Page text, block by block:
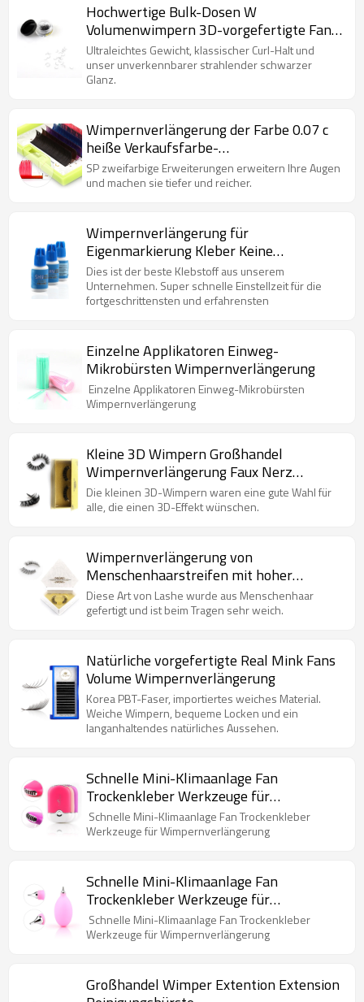
Hochwertige Bulk-Dosen W
Volumenwimpern 3D-vorgefertigte Fans
Wimpernverlängerung aus
synthetischem Kunststoff
Ultraleichtes Gewicht, klassischer Curl-Halt und
unser unverkennbarer strahlender schwarzer
Glanz.
Wimpernverlängerung der Farbe 0.07 c
heiße Verkaufsfarbe-
Wimpernerweiterung
SP zweifarbige Erweiterungen erweitern Ihre Augen
und machen sie tiefer und reicher.
Wimpernverlängerung für
Eigenmarkierung Kleber Keine
Stimulationskleber für
Wimpernverlängerung
Dies ist der beste Klebstoff aus unserem
Unternehmen. Super schnelle Einstellzeit für die
fortgeschrittensten und erfahrensten
Einzelne Applikatoren Einweg-
Mikrobürsten Wimpernverlängerung
Einzelne Applikatoren Einweg-Mikrobürsten
Wimpernverlängerung
Kleine 3D Wimpern Großhandel
Wimpernverlängerung Faux Nerz
Wimpern
Die kleinen 3D-Wimpern waren eine gute Wahl für
alle, die einen 3D-Effekt wünschen.
Wimpernverlängerung von
Menschenhaarstreifen mit hoher
Qualität
Diese Art von Lashe wurde aus Menschenhaar
gefertigt und ist beim Tragen sehr weich.
Natürliche vorgefertigte Real Mink Fans
Volume Wimpernverlängerung
Korea PBT-Faser, importiertes weiches Material.
Weiche Wimpern, bequeme Locken und ein
langanhaltendes natürliches Aussehen.
Schnelle Mini-Klimaanlage Fan
Trockenkleber Werkzeuge für
Wimpernverlängerung
Schnelle Mini-Klimaanlage Fan Trockenkleber
Werkzeuge für Wimpernverlängerung
Schnelle Mini-Klimaanlage Fan
Trockenkleber Werkzeuge für
Wimpernverlängerung
Schnelle Mini-Klimaanlage Fan Trockenkleber
Werkzeuge für Wimpernverlängerung
Großhandel Wimper Extention Extension